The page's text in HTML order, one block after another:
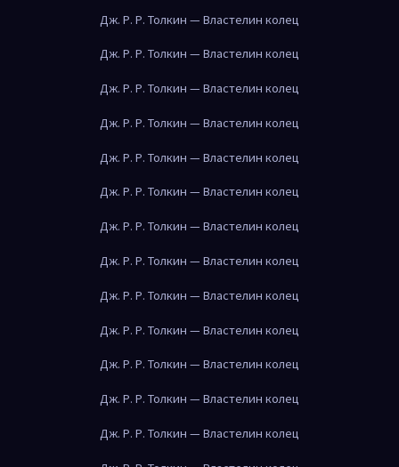
Дж. Р. Р. Толкин — Властелин колец
Дж. Р. Р. Толкин — Властелин колец
Дж. Р. Р. Толкин — Властелин колец
Дж. Р. Р. Толкин — Властелин колец
Дж. Р. Р. Толкин — Властелин колец
Дж. Р. Р. Толкин — Властелин колец
Дж. Р. Р. Толкин — Властелин колец
Дж. Р. Р. Толкин — Властелин колец
Дж. Р. Р. Толкин — Властелин колец
Дж. Р. Р. Толкин — Властелин колец
Дж. Р. Р. Толкин — Властелин колец
Дж. Р. Р. Толкин — Властелин колец
Дж. Р. Р. Толкин — Властелин колец